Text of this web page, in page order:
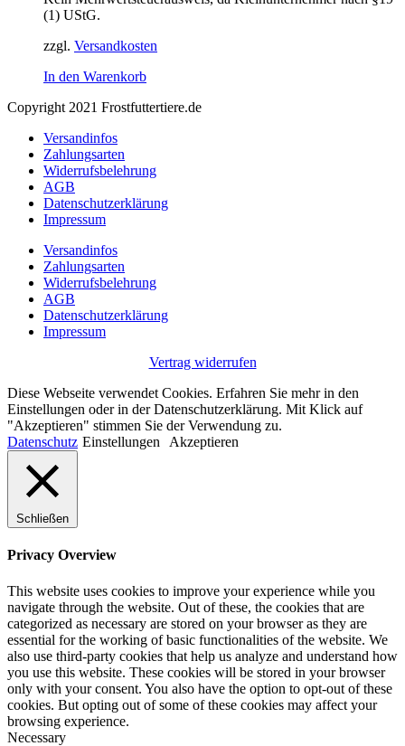
(1) UStG.
zzgl. Versandkosten
In den Warenkorb
Copyright 2021 Frostfuttertiere.de
Versandinfos
Zahlungsarten
Widerrufsbelehrung
AGB
Datenschutzerklärung
Impressum
Versandinfos
Zahlungsarten
Widerrufsbelehrung
AGB
Datenschutzerklärung
Impressum
Vertrag widerrufen
Diese Webseite verwendet Cookies. Erfahren Sie mehr in den
Einstellungen oder in der Datenschutzerklärung. Mit Klick auf
"Akzeptieren" stimmen Sie der Verwendung zu.
Datenschutz Einstellungen Akzeptieren
Schließen
Privacy Overview
This website uses cookies to improve your experience while you
navigate through the website. Out of these, the cookies that are
categorized as necessary are stored on your browser as they are
essential for the working of basic functionalities of the website. We
also use third-party cookies that help us analyze and understand how
you use this website. These cookies will be stored in your browser
only with your consent. You also have the option to opt-out of these
cookies. But opting out of some of these cookies may affect your
browsing experience.
Necessary